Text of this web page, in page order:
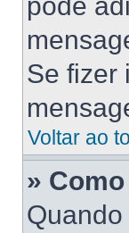
Se fizer
Voltar ao
»